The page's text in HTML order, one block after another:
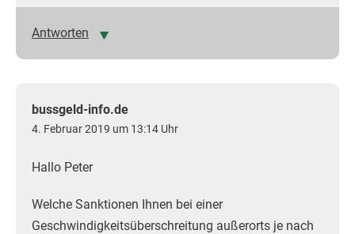
Antworten
bussgeld-info.de
4. Februar 2019 um 13:14 Uhr
Hallo Peter
Welche Sanktionen Ihnen bei einer
Geschwindigkeitsüberschreitung außerorts je nach